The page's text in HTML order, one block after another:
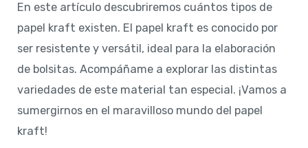
En este artículo descubriremos cuántos tipos de
papel kraft existen. El papel kraft es conocido por
ser resistente y versátil, ideal para la elaboración
de bolsitas. Acompáñame a explorar las distintas
variedades de este material tan especial. ¡Vamos a
sumergirnos en el maravilloso mundo del papel
kraft!